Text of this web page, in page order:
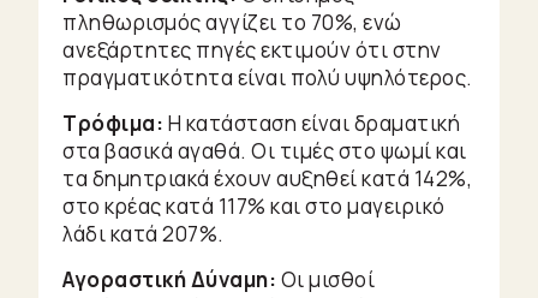
πληθωρισμός αγγίζει το 70%, ενώ
ανεξάρτητες πηγές εκτιμούν ότι στην
πραγματικότητα είναι πολύ υψηλότερος.
Τρόφιμα: Η κατάσταση είναι δραματική
στα βασικά αγαθά. Οι τιμές στο ψωμί και
τα δημητριακά έχουν αυξηθεί κατά 142%,
στο κρέας κατά 117% και στο μαγειρικό
λάδι κατά 207%.
Αγοραστική Δύναμη: Οι μισθοί